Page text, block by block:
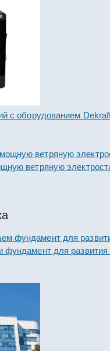
с оборудованием
ветряную
для развития